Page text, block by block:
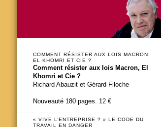
COMMENT RÉSISTER AUX LOIS MACRON,
EL KHOMRI ET CIE ?
Comment résister aux lois Macron, El
Khomri et Cie ?
Richard Abauzit et Gérard Filoche
Nouveauté 180 pages. 12 €
« VIVE L’ENTREPRISE ? » LE CODE DU
TRAVAIL EN DANGER